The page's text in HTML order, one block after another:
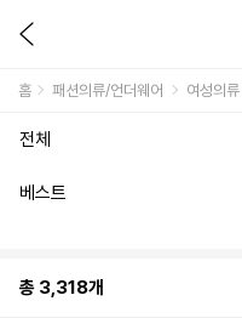
홈 패션의류/언더웨어 여성의류
전체
베스트
총 3,318개